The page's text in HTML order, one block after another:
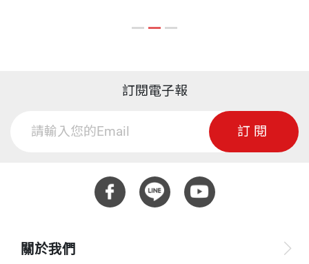
人和工作的愛。我誠摯的向大家推薦此書。
很難相信高度次序感與強烈浪漫感可以如此完美的融合在同一個人
身上。……讓我們不只是看到一位傑出的醫師科學家及醫學中心的領
張院長這本書最大的特色就是文中有畫，畫中有文，二者缺一不
正向的東西，有希望，有幽默，有勇氣。張院長深厚的人文素養，
將他的人間觀察，診間所見，先化為一篇篇細膩深邃的文字，讓讀
字相呼應，每每引發讀者會心的共鳴。
財團法人高等教育評鑑中心委員
國家衛生研究院諮詢委員會召集人
國立陽明大學副校長
訂閱電子報
訂閱
關於我們